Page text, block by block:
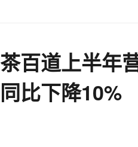
茶百道上半年
同比下降10%